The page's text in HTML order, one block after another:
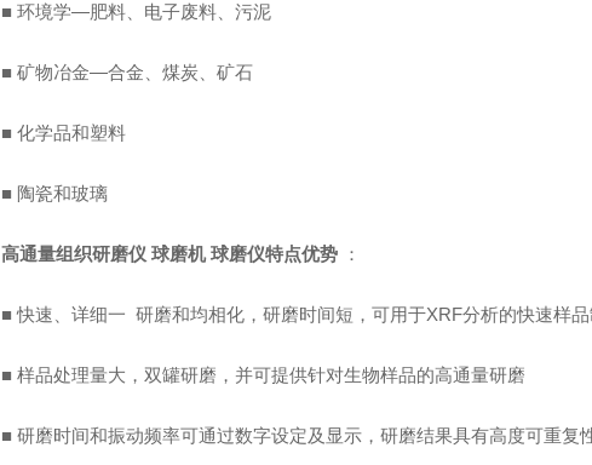
■ 环境学—肥料、电子废料、污泥
■ 矿物冶金—合金、煤炭、矿石
■ 化学品和塑料
■ 陶瓷和玻璃
高通量组织研磨仪 球磨机 球磨仪特点优势 ：
■ 快速、详细一 研磨和均相化，研磨时间短，可用于XRF分析的快速样
■ 样品处理量大，双罐研磨，并可提供针对生物样品的高通量研磨
■ 研磨时间和振动频率可通过数字设定及显示，研磨结果具有高度可重复